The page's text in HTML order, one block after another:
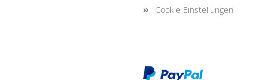
Cookie Einstellungen